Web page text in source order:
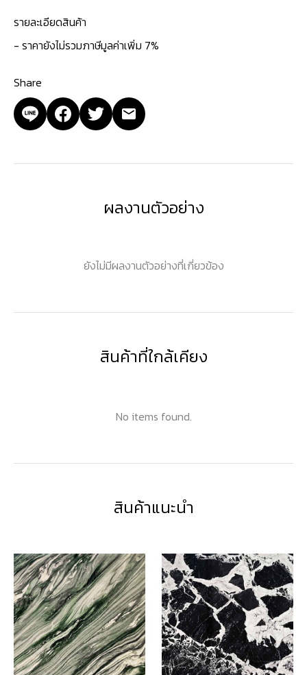
รายละเอียดสินค้า
- ราคายังไม่รวมภาษีมูลค่าเพิ่ม 7%
Share
ผลงานตัวอย่าง
ยังไม่มีผลงานตัวอย่างที่เกี่ยวข้อง
สินค้าที่ใกล้เคียง
No items found.
สินค้าแนะนำ